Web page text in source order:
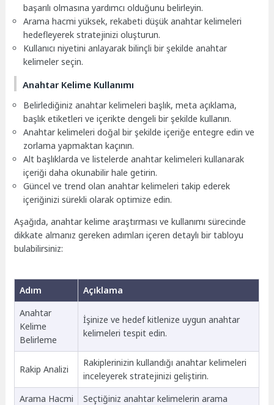
başarılı olmasına yardımcı olduğunu belirleyin.
Arama hacmi yüksek, rekabeti düşük anahtar kelimeleri
hedefleyerek stratejinizi oluşturun.
Kullanıcı niyetini anlayarak bilinçli bir şekilde anahtar
kelimeler seçin.
Anahtar Kelime Kullanımı
Belirlediğiniz anahtar kelimeleri başlık, meta açıklama,
başlık etiketleri ve içerikte dengeli bir şekilde kullanın.
Anahtar kelimeleri doğal bir şekilde içeriğe entegre edin ve
zorlama yapmaktan kaçının.
Alt başlıklarda ve listelerde anahtar kelimeleri kullanarak
içeriği daha okunabilir hale getirin.
Güncel ve trend olan anahtar kelimeleri takip ederek
içeriğinizi sürekli olarak optimize edin.
Aşağıda, anahtar kelime araştırması ve kullanımı sürecinde
dikkate almanız gereken adımları içeren detaylı bir tabloyu
bulabilirsiniz:
Adım
Açıklama
Anahtar
Kelime
Belirleme
İşinize ve hedef kitlenize uygun anahtar
kelimeleri tespit edin.
Rakip Analizi
Rakiplerinizin kullandığı anahtar kelimeleri
inceleyerek stratejinizi geliştirin.
Arama Hacmi
Seçtiğiniz anahtar kelimelerin arama